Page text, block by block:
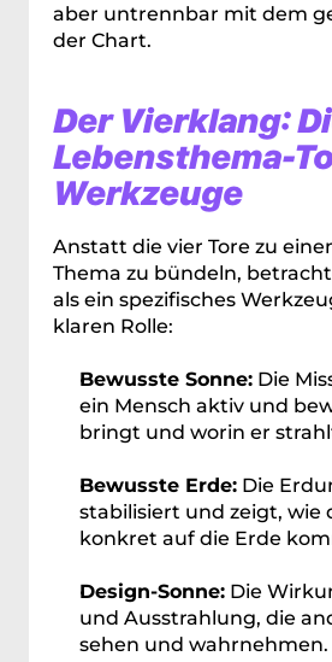
aber untrennbar mit dem
der Chart.
Der Vierklang:
Lebensthema-
Werkzeuge
Anstatt die vier Tore zu
Thema zu bündeln,
als ein spezifisches
klaren Rolle:
Bewusste Sonne: Die
ein Mensch aktiv und
bringt und worin er
Bewusste Erde: Die
stabilisiert und zeigt, wie
konkret auf die Erde
Design-Sonne: Die
und Ausstrahlung, die
sehen und wahrnehmen.